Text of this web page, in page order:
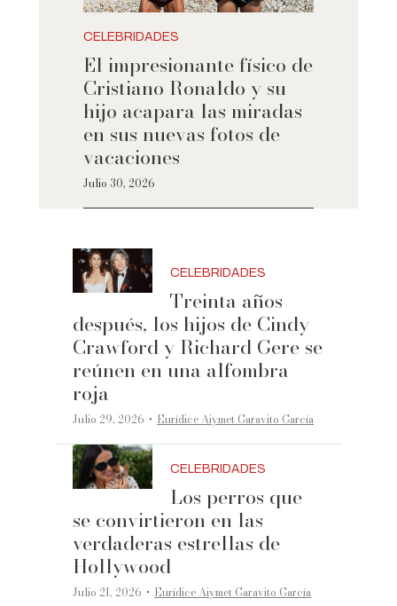
CELEBRIDADES
El impresionante físico de
Cristiano Ronaldo y su
hijo acapara las miradas
en sus nuevas fotos de
vacaciones
Julio 30, 2026
CELEBRIDADES
Treinta años
después, los hijos de Cindy
Crawford y Richard Gere se
reúnen en una alfombra
roja
Julio 29, 2026 ·Eurídice Aiymet Garavito García
CELEBRIDADES
Los perros que
se convirtieron en las
verdaderas estrellas de
Hollywood
Julio 21, 2026 ·Eurídice Aiymet Garavito García